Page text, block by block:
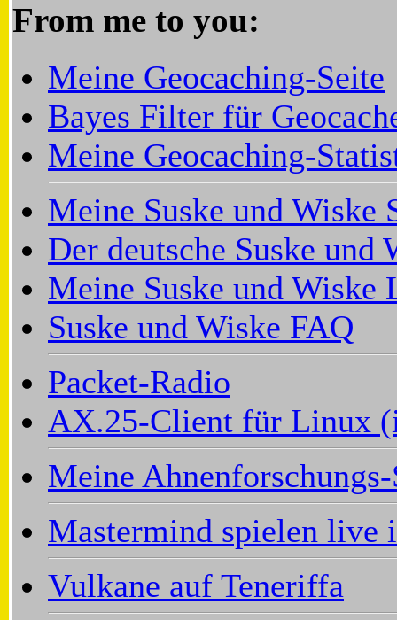
From me to you:
Meine Geocaching-Seite
Bayes Filter für
Meine Geocaching-
Meine Suske und Wiske
Der deutsche Suske und
Meine Suske und Wiske
Suske und Wiske FAQ
Packet-Radio
AX.25-Client für Linux
Meine
Mastermind spielen live
Vulkane auf Teneriffa